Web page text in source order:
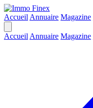
Accueil Annuaire Magazine
Accueil Annuaire Magazine